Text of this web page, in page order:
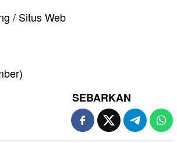
/ Situs Web
SEBARKAN